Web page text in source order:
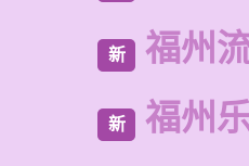
新 福州
新 福州